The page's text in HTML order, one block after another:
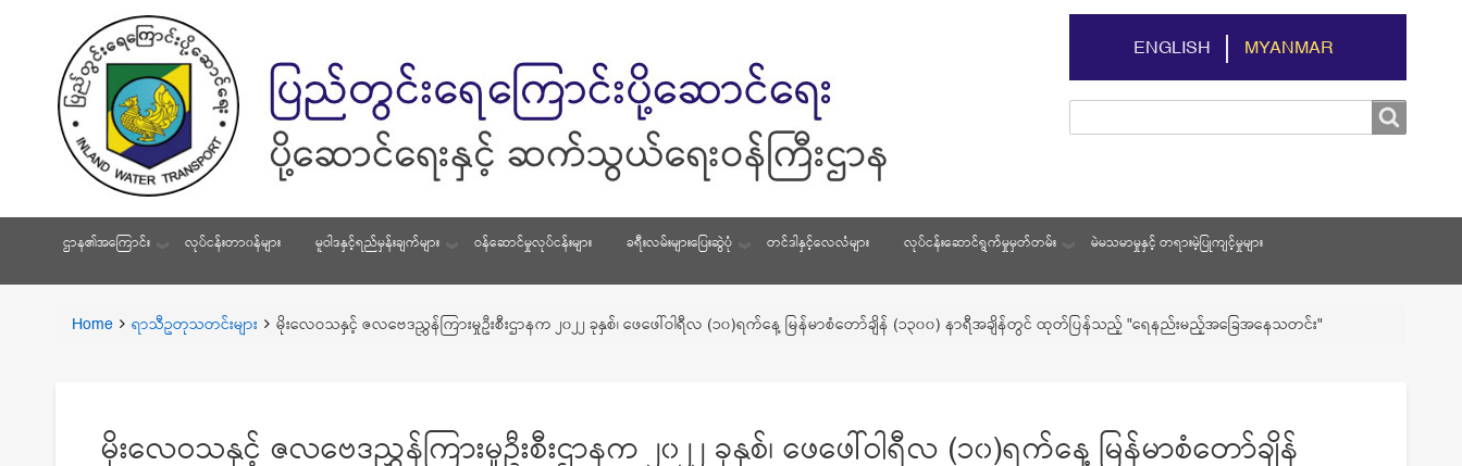
ENGLISH MYANMAR
Search
ဌာန၏အကြောင်း လုပ်ငန်းတာ၀န်များ မူဝါဒနှင့်ရည်မှန်းချက်များ ဝန်ဆောင်မှုလုပ်ငန်းများ ခရီးလမ်းများပြေးဆွဲပုံ တင်ဒါနှင့်လေလံများ လုပ်ငန်းဆောင်ရွက်မှုမှတ်တမ်း မဲမသမာမှုနှင့် တရားမဲ့ပြုကျင့်မှုများ
Breadcrumbs
You
Home ရာသီဥတုသတင်းများ မိုးလေဝသနှင့် ဇလဗေဒညွှန်ကြားမှုဦးစီးဌာနက ၂၀၂၂ ခုနှစ်၊ ဖေဖေါ်ဝါရီလ (၁၀)ရက်နေ့ မြန်မာစံတော်ချိန် (၁၃၀၀) နာရီအချိန်တွင် ထုတ်ပြန်သည့် "ရေနည်းမည့်အခြေအနေသတင်း"
မိုးလေဝသနှင့် ဇလဗေဒညွှန်ကြားမှုဦးစီးဌာနက ၂၀၂၂ ခုနှစ်၊ ဖေဖေါ်ဝါရီလ (၁၀)ရက်နေ့ မြန်မာစံတော်ချိန်